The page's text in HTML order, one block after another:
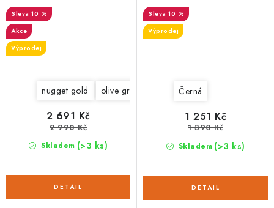
10 %
Akce
Výprodej
nugget gold olive green
Skladem (>3 ks)
2 691 Kč
2 990 Kč
10 %
Výprodej
Černá
Skladem (>3 ks)
1 251 Kč
1 390 Kč